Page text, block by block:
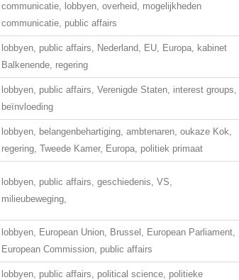
communicatie, lobbyen, overheid, mogelijkheden
communicatie, public affairs
lobbyen, public affairs, Nederland, EU, Europa, kabinet
Balkenende, regering
lobbyen, public affairs, Verenigde Staten, interest groups,
beïnvloeding
lobbyen, belangenbehartiging, ambtenaren, oukaze Kok,
regering, Tweede Kamer, Europa, politiek primaat
lobbyen, public affairs, geschiedenis, VS,
milieubeweging,
lobbyen, European Union, Brussel, European Parliament,
European Commission, public affairs
lobbyen, public affairs, political science, politieke